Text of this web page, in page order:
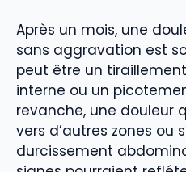
Après un mois, une
sans aggravation est
peut être un
interne ou un
revanche, une douleur
vers d’autres zones ou
durcissement